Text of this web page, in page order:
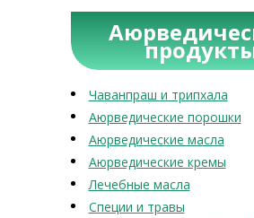
Чаванпраш и трипхала
Аюрведические порошки
Аюрведические масла
Аюрведические кремы
Лечебные масла
Специи и травы